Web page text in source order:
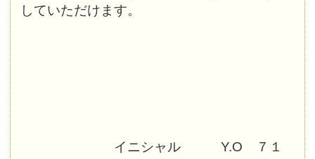
していただけます。
イニシャル Y.O ７１